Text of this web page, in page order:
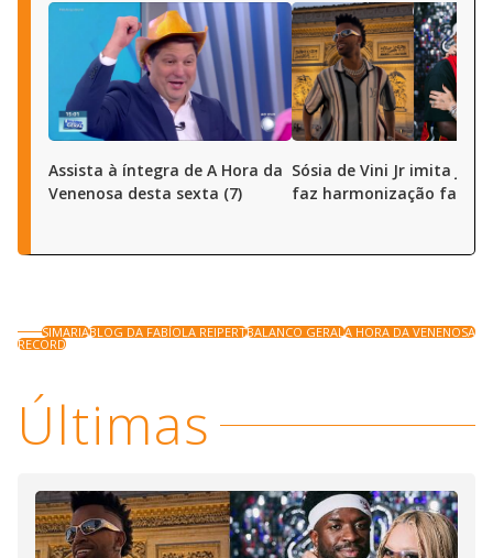
Assista à íntegra de A Hora da
Venenosa desta sexta (7)
Sósia de Vini Jr imita
faz harmonização facial
SIMARIABLOG DA FABÍOLA REIPERTBALANCO GERALA HORA DA VENENOSA
RECORD
Últimas